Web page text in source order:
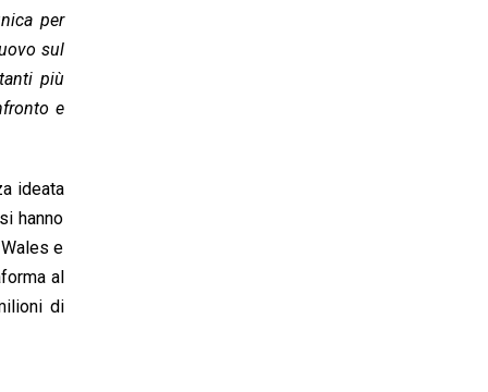
per
sul
più
e
ideata
hanno
e
al
di